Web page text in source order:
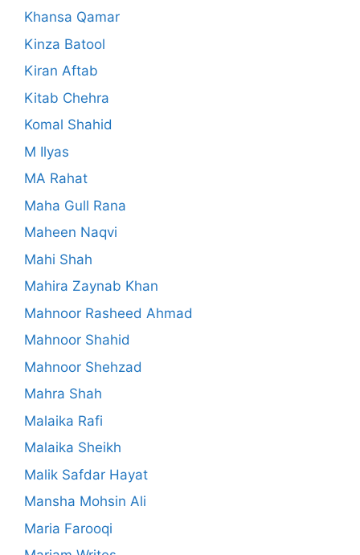
Khansa Qamar
Kinza Batool
Kiran Aftab
Kitab Chehra
Komal Shahid
M Ilyas
MA Rahat
Maha Gull Rana
Maheen Naqvi
Mahi Shah
Mahira Zaynab Khan
Mahnoor Rasheed Ahmad
Mahnoor Shahid
Mahnoor Shehzad
Mahra Shah
Malaika Rafi
Malaika Sheikh
Malik Safdar Hayat
Mansha Mohsin Ali
Maria Farooqi